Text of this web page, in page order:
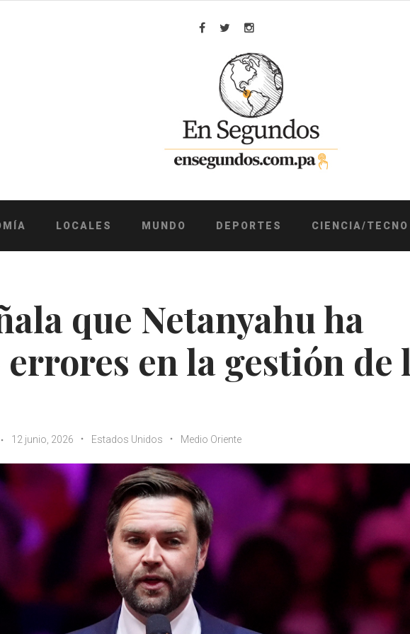
Facebook
TwitterInstagram
LOCALES MUNDO DEPORTES CIENCIA/TECNO
que Netanyahu ha
en la gestión de
12 junio, 2026 Estados Unidos Medio Oriente